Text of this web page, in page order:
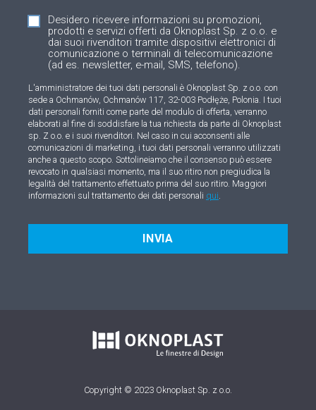
Desidero ricevere informazioni su promozioni,
prodotti e servizi offerti da Oknoplast Sp. z o.o. e
dai suoi rivenditori tramite dispositivi elettronici di
comunicazione o terminali di telecomunicazione
(ad es. newsletter, e-mail, SMS, telefono).
L'amministratore dei tuoi dati personali è Oknoplast Sp. z o.o. con
sede a Ochmanów, Ochmanów 117, 32-003 Podłęże, Polonia. I tuoi
dati personali forniti come parte del modulo di offerta, verranno
elaborati al fine di soddisfare la tua richiesta da parte di Oknoplast
sp. Z o.o. e i suoi rivenditori. Nel caso in cui acconsenti alle
comunicazioni di marketing, i tuoi dati personali verranno utilizzati
anche a questo scopo. Sottolineiamo che il consenso può essere
revocato in qualsiasi momento, ma il suo ritiro non pregiudica la
legalità del trattamento effettuato prima del suo ritiro. Maggiori
informazioni sul trattamento dei dati personali qui.
INVIA
Copyright © 2023 Oknoplast Sp. z o.o.